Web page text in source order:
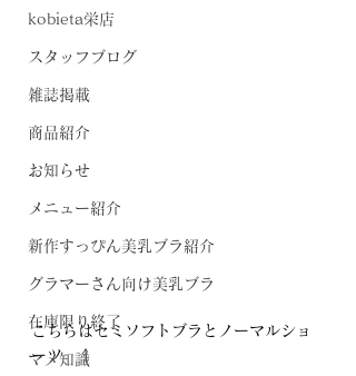
kobieta栄店
スタッフブログ
雑誌掲載
商品紹介
お知らせ
メニュー紹介
新作すっぴん美乳ブラ紹介
グラマーさん向け美乳ブラ
在庫限り終了
マメ知識
こちらはセミソフトブラとノーマルショ
ーツ　↑